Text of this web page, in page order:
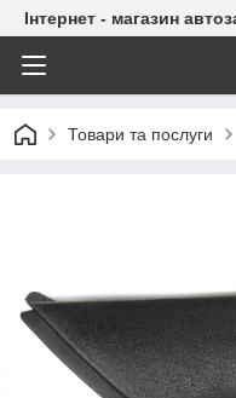
Інтернет - магазин
Товари та послуги